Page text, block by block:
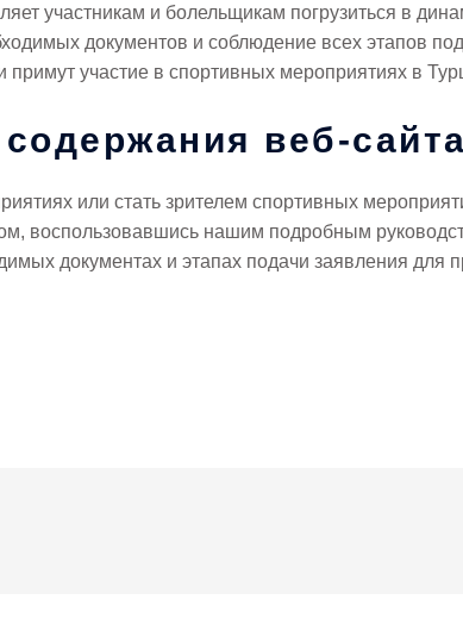
участникам и болельщикам погрузиться в
документов и соблюдение всех этапов
участие в спортивных мероприятиях в
веб-сайта
или стать зрителем спортивных
воспользовавшись нашим подробным
документах и этапах подачи заявления для